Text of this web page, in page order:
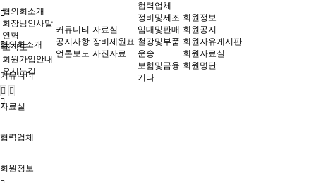
협의회소개
커뮤니티
자료실
협력업체
회원정보
협의회소개
회장님인사말
연혁
조직도
회원가입안내
오시는길
커뮤니티
공지사항
언론보도
자료실
장비제원표
사진자료
협력업체
정비및제조
임대및판매
철강및부품
운송
보험및금융
기타
회원정보
회원공지
회원자유게시판
회원자료실
회원명단